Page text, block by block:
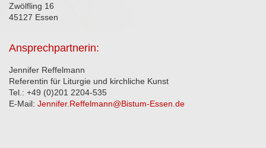
Zwölfling 16
45127 Essen
Ansprechpartnerin:
Jennifer Reffelmann
Referentin für Liturgie und kirchliche Kunst
Tel.: +49 (0)201 2204-535
E-Mail: Jennifer.Reffelmann@Bistum-Essen.de